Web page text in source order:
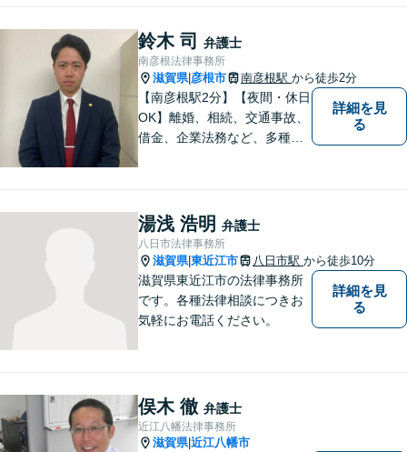
トいたします。
鈴木 司 弁護士
南彦根法律事務所
滋賀県| 彦根市 南彦根駅 から徒歩2分
【南彦根駅2分】【夜間・休日
OK】離婚、相続、交通事故、
借金、企業法務など、多種多
をモットーに、皆様それぞれ
に合った解決を図ってまいり
ます。お気軽にご相談くださ
い。
詳細を見
る
湯浅 浩明 弁護士
八日市法律事務所
滋賀県|東近江市 八日市駅 から徒歩10分
滋賀県東近江市の法律事務所
です。各種法律相談につきお
気軽にお電話ください。
詳細を見
る
俣木 徹 弁護士
近江八幡法律事務所
滋賀県|近江八幡市